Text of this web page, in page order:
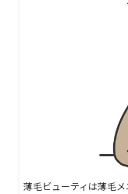
薄毛ビューティは薄毛